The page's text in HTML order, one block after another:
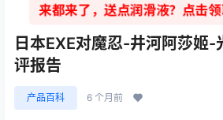
来都来了，送点润滑液？点击
日本EXE对魔忍-井河阿莎姬-
评报告
产品百科 6 个月前